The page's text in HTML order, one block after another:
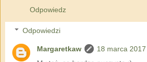
Odpowiedz
Odpowiedzi
Margaretkaw
18 marca